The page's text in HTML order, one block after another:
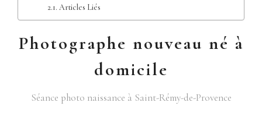
Articles Liés
Photographe nouveau né à
domicile
Séance photo naissance à Saint-Rémy-de-Provence